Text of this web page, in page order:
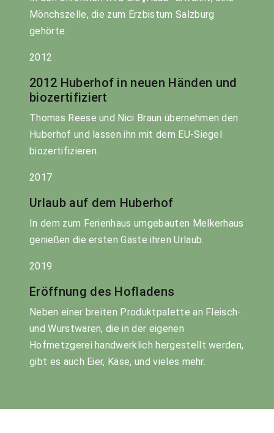
Mönchszelle, die zum Erzbistum Salzburg
gehörte.
2012
2012 Huberhof in neuen Händen und
biozertifiziert
Thomas Reese und Nici Braun übernehmen den
Huberhof und lassen ihn mit dem EU-Siegel
biozertifizieren.
2017
Urlaub auf dem Huberhof
In dem zum Ferienhaus umgebauten Melkerhaus
genießen die ersten Gäste ihren Urlaub.
2019
Eröffnung des Hofladens
Neben einer breiten Produktpalette an Fleisch-
und Wurstwaren, die in der eigenen
Hofmetzgerei handwerklich hergestellt werden,
gibt es auch Eier, Käse, und vieles mehr.